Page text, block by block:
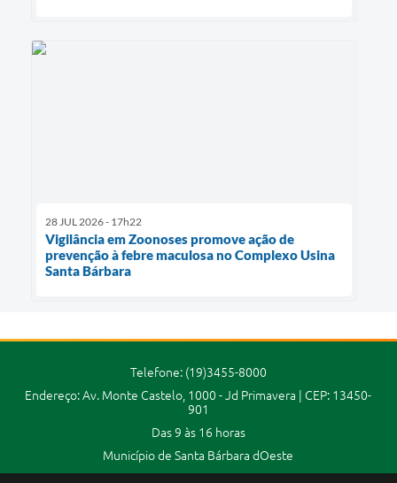
28 JUL 2026 - 17h22
Vigilância em Zoonoses promove ação de
prevenção à febre maculosa no Complexo Usina
Santa Bárbara
Telefone: (19)3455-8000
Endereço: Av. Monte Castelo, 1000 - Jd Primavera | CEP: 13450-
901
Das 9 às 16 horas
Município de Santa Bárbara dOeste